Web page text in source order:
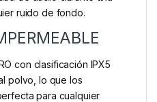
ruido de fondo.
con clasificación IPX5
polvo, lo que los
para cualquier